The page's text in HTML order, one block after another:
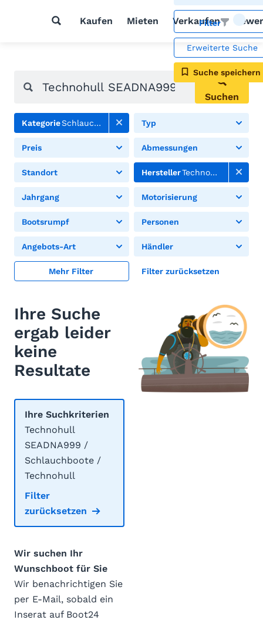
Kaufen Mieten Verkaufen
Filter
Erweiterte Suche
Suche speichern
Suchen
KategorieSchlauchboote Typ
Preis Abmessungen
Standort HerstellerTechnohull
Jahrgang Motorisierung
Bootsrumpf Personen
Angebots-Art Händler
Mehr Filter Filter zurücksetzen
Ihre Suche
ergab leider
keine
Resultate
Ihre Suchkriterien
Technohull
SEADNA999 /
Schlauchboote /
Technohull
Filter
zurücksetzen
Wir suchen Ihr
Wunschboot für Sie
Wir benachrichtigen Sie
per E-Mail, sobald ein
Inserat auf Boot24